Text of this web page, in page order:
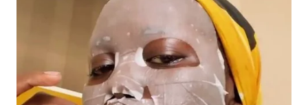
DEPOK